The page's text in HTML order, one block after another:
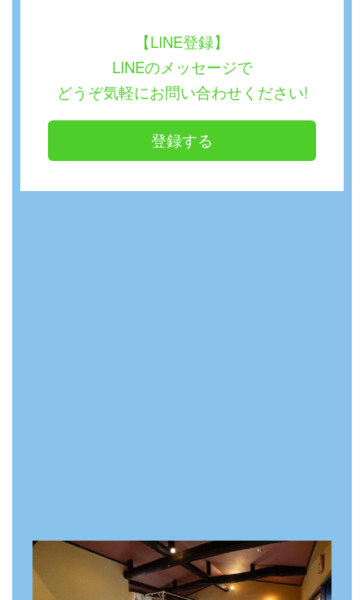
【LINE登録】
LINEのメッセージで
どうぞ気軽にお問い合わせください!
登録する